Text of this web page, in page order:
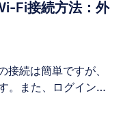
港、公式プロバイダ
店など、様々な場所
を通過するとすぐ
オスクが便利に設置
ア近くに位置し、
Fi接続方法：外
続は簡単ですが、
。また、ログインす